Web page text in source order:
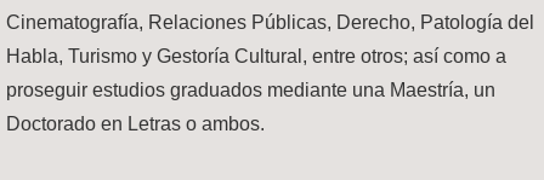
Cinematografía, Relaciones Públicas, Derecho, Patología del
Habla, Turismo y Gestoría Cultural, entre otros; así como a
proseguir estudios graduados mediante una Maestría, un
Doctorado en Letras o ambos.